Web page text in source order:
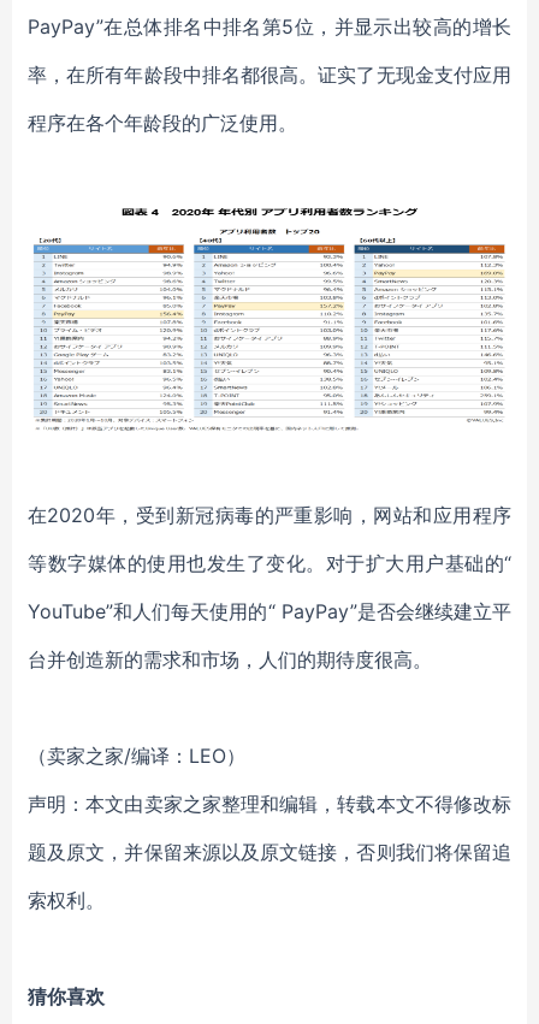
PayPay”在总体排名中排名第5位，并显示出较高的增长
率，在所有年龄段中排名都很高。证实了无现金支付应用
程序在各个年龄段的广泛使用。
在2020年，受到新冠病毒的严重影响，网站和应用程序
等数字媒体的使用也发生了变化。对于扩大用户基础的“
YouTube”和人们每天使用的“ PayPay”是否会继续建立平
台并创造新的需求和市场，人们的期待度很高。
（卖家之家/编译：LEO）
声明：本文由卖家之家整理和编辑，转载本文不得修改标
题及原文，并保留来源以及原文链接，否则我们将保留追
索权利。
猜你喜欢